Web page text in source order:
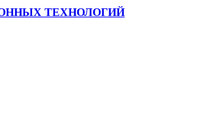
ТЕХНОЛОГИЙ